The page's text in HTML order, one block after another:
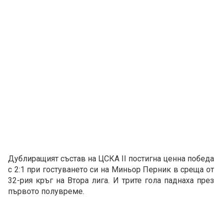
Дублиращият състав на ЦСКА II постигна ценна победа
с 2:1 при гостуването си на Миньор Перник в среща от
32-рия кръг на Втора лига. И трите гола паднаха през
първото полувреме.